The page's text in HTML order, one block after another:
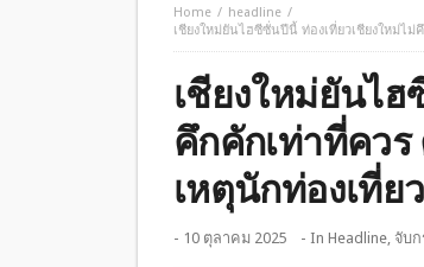
Home
headline
เชียงใหม่ยันไฮซีซั่นปีนี้ ท่องเที่ยวเชียงใหม่ไ
เชียงใหม่ยันไ
คึกคักเท่าที่ควร
เหตุนักท่องเที่ย
- 10 ตุลาคม 2025 - In Headline, จับ